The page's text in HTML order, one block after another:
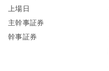
上場日
主幹事証券
幹事証券